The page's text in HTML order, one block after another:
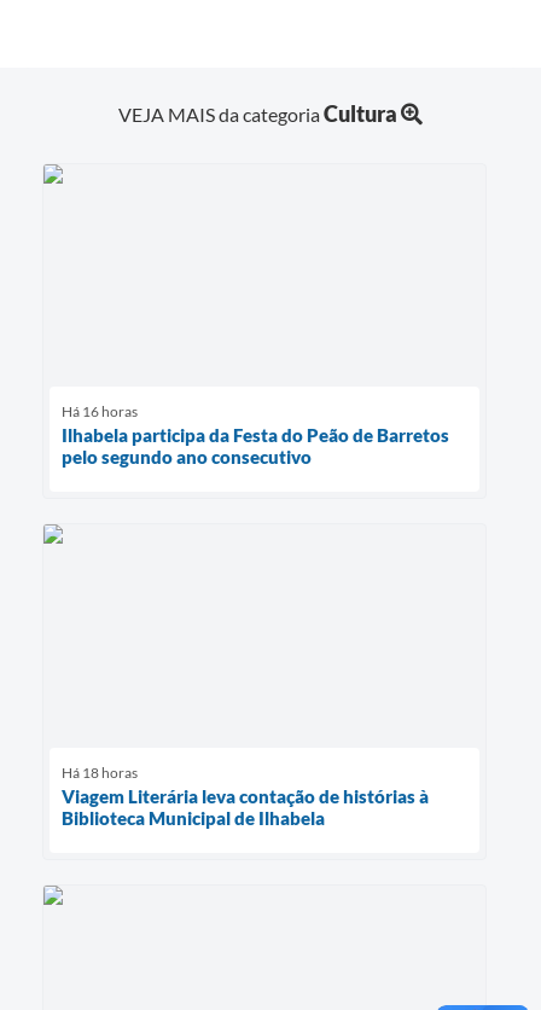
VEJA MAIS da categoriaCultura
Há 16 horas
Ilhabela participa da Festa do Peão de Barretos
pelo segundo ano consecutivo
Há 18 horas
Viagem Literária leva contação de histórias à
Biblioteca Municipal de Ilhabela